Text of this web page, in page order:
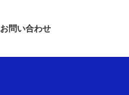
お問い合わせ